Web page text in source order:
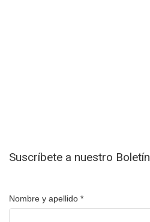
Suscríbete a nuestro Boletín
Nombre y apellido *